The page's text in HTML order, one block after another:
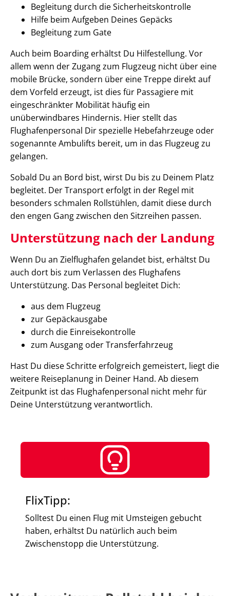
Begleitung durch die Sicherheitskontrolle
Hilfe beim Aufgeben Deines Gepäcks
Begleitung zum Gate
Auch beim Boarding erhältst Du Hilfestellung. Vor
allem wenn der Zugang zum Flugzeug nicht über eine
mobile Brücke, sondern über eine Treppe direkt auf
dem Vorfeld erzeugt, ist dies für Passagiere mit
eingeschränkter Mobilität häufig ein
unüberwindbares Hindernis. Hier stellt das
Flughafenpersonal Dir spezielle Hebefahrzeuge oder
sogenannte Ambulifts bereit, um in das Flugzeug zu
gelangen.
Sobald Du an Bord bist, wirst Du bis zu Deinem Platz
begleitet. Der Transport erfolgt in der Regel mit
besonders schmalen Rollstühlen, damit diese durch
den engen Gang zwischen den Sitzreihen passen.
Unterstützung nach der Landung
Wenn Du an Zielflughafen gelandet bist, erhältst Du
auch dort bis zum Verlassen des Flughafens
Unterstützung. Das Personal begleitet Dich:
aus dem Flugzeug
zur Gepäckausgabe
durch die Einreisekontrolle
zum Ausgang oder Transferfahrzeug
Hast Du diese Schritte erfolgreich gemeistert, liegt die
weitere Reiseplanung in Deiner Hand. Ab diesem
Zeitpunkt ist das Flughafenpersonal nicht mehr für
Deine Unterstützung verantwortlich.
FlixTipp:
Solltest Du einen Flug mit Umsteigen gebucht
haben, erhältst Du natürlich auch beim
Zwischenstopp die Unterstützung.